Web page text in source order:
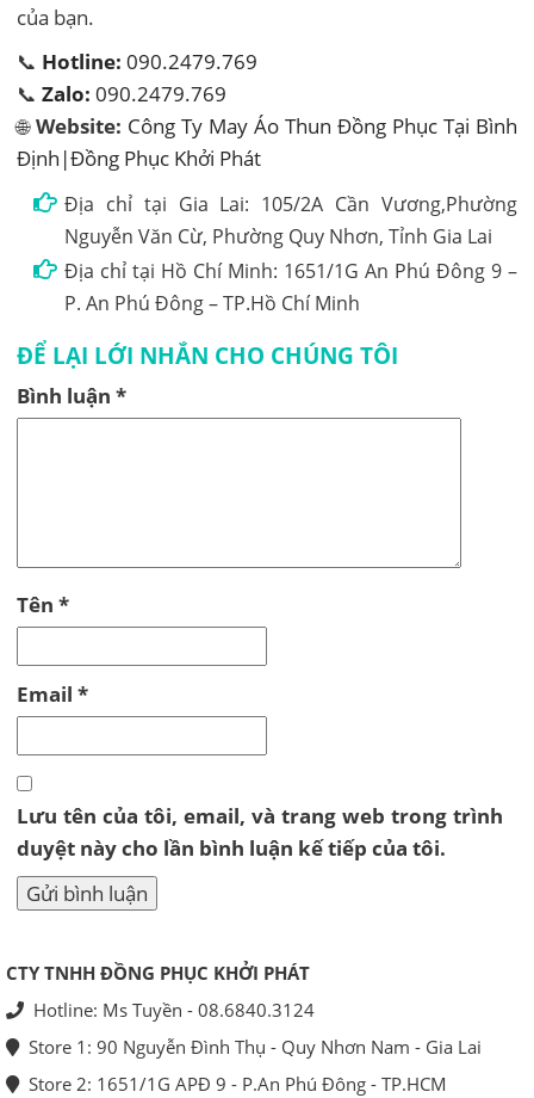
của bạn.
📞 Hotline: 090.2479.769
📞Zalo: 090.2479.769
🌐Website: Công Ty May Áo Thun Đồng Phục Tại Bình
Định|Đồng Phục Khởi Phát
Địa chỉ tại Gia Lai: 105/2A Cần Vương,Phường
Nguyễn Văn Cừ, Phường Quy Nhơn, Tỉnh Gia Lai
Địa chỉ tại Hồ Chí Minh: 1651/1G An Phú Đông 9 –
P. An Phú Đông – TP.Hồ Chí Minh
ĐỂ LẠI LỚI NHẮN CHO CHÚNG TÔI
Bình luận*
Tên*
Email*
Lưu tên của tôi, email, và trang web trong trình
duyệt này cho lần bình luận kế tiếp của tôi.
CTY TNHH ĐỒNG PHỤC KHỞI PHÁT
Hotline: Ms Tuyền - 08.6840.3124
Store 1: 90 Nguyễn Đình Thụ - Quy Nhơn Nam - Gia Lai
Store 2: 1651/1G APĐ 9 - P.An Phú Đông - TP.HCM